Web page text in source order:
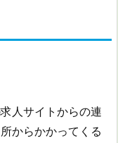
人サイトからの連
からかかってくる